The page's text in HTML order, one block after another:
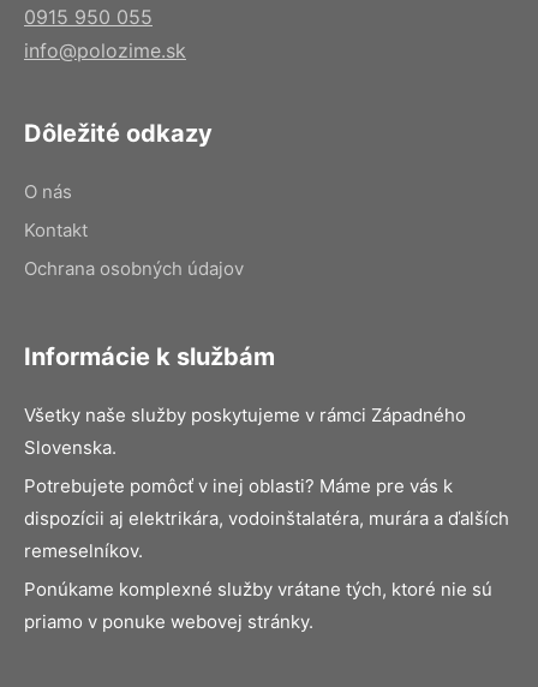
0915 950 055
info@polozime.sk
Dôležité odkazy
O nás
Kontakt
Ochrana osobných údajov
Informácie k službám
Všetky naše služby poskytujeme v rámci Západného
Slovenska.
Potrebujete pomôcť v inej oblasti? Máme pre vás k
dispozícii aj elektrikára, vodoinštalatéra, murára a ďalších
remeselníkov.
Ponúkame komplexné služby vrátane tých, ktoré nie sú
priamo v ponuke webovej stránky.